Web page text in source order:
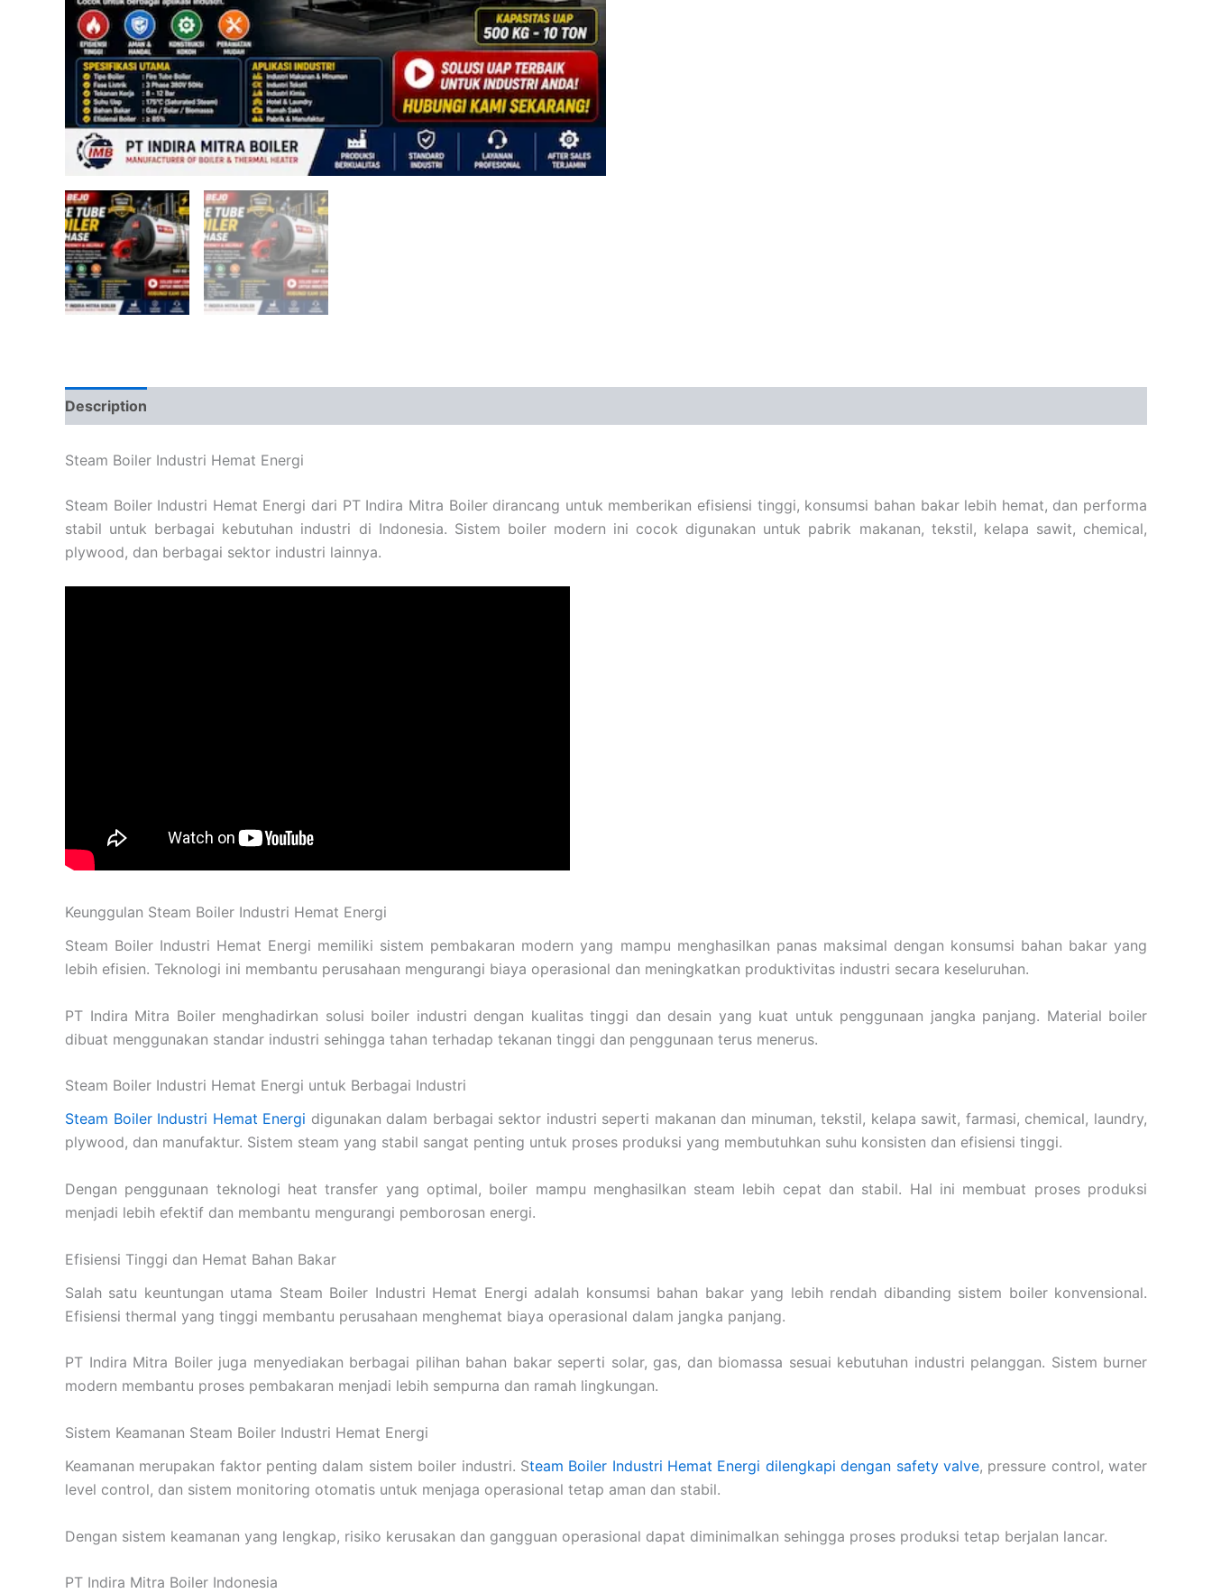
Description
Steam Boiler Industri Hemat Energi
Steam Boiler Industri Hemat Energi dari PT Indira Mitra Boiler dirancang untuk memberikan efisiensi tinggi, konsumsi bahan bakar lebih hemat, dan performa
stabil untuk berbagai kebutuhan industri di Indonesia. Sistem boiler modern ini cocok digunakan untuk pabrik makanan, tekstil, kelapa sawit, chemical,
plywood, dan berbagai sektor industri lainnya.
Keunggulan Steam Boiler Industri Hemat Energi
Steam Boiler Industri Hemat Energi memiliki sistem pembakaran modern yang mampu menghasilkan panas maksimal dengan konsumsi bahan bakar yang
lebih efisien. Teknologi ini membantu perusahaan mengurangi biaya operasional dan meningkatkan produktivitas industri secara keseluruhan.
PT Indira Mitra Boiler menghadirkan solusi boiler industri dengan kualitas tinggi dan desain yang kuat untuk penggunaan jangka panjang. Material boiler
dibuat menggunakan standar industri sehingga tahan terhadap tekanan tinggi dan penggunaan terus menerus.
Steam Boiler Industri Hemat Energi untuk Berbagai Industri
Steam Boiler Industri Hemat Energi digunakan dalam berbagai sektor industri seperti makanan dan minuman, tekstil, kelapa sawit, farmasi, chemical, laundry,
plywood, dan manufaktur. Sistem steam yang stabil sangat penting untuk proses produksi yang membutuhkan suhu konsisten dan efisiensi tinggi.
Dengan penggunaan teknologi heat transfer yang optimal, boiler mampu menghasilkan steam lebih cepat dan stabil. Hal ini membuat proses produksi
menjadi lebih efektif dan membantu mengurangi pemborosan energi.
Efisiensi Tinggi dan Hemat Bahan Bakar
Salah satu keuntungan utama Steam Boiler Industri Hemat Energi adalah konsumsi bahan bakar yang lebih rendah dibanding sistem boiler konvensional.
Efisiensi thermal yang tinggi membantu perusahaan menghemat biaya operasional dalam jangka panjang.
PT Indira Mitra Boiler juga menyediakan berbagai pilihan bahan bakar seperti solar, gas, dan biomassa sesuai kebutuhan industri pelanggan. Sistem burner
modern membantu proses pembakaran menjadi lebih sempurna dan ramah lingkungan.
Sistem Keamanan Steam Boiler Industri Hemat Energi
Keamanan merupakan faktor penting dalam sistem boiler industri. Steam Boiler Industri Hemat Energi dilengkapi dengan safety valve, pressure control, water
level control, dan sistem monitoring otomatis untuk menjaga operasional tetap aman dan stabil.
Dengan sistem keamanan yang lengkap, risiko kerusakan dan gangguan operasional dapat diminimalkan sehingga proses produksi tetap berjalan lancar.
PT Indira Mitra Boiler Indonesia